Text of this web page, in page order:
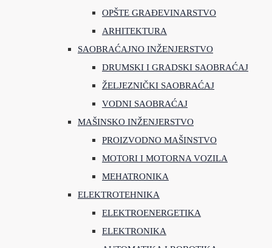
OPŠTE GRAĐEVINARSTVO
ARHITEKTURA
SAOBRAĆAJNO INŽENJERSTVO
DRUMSKI I GRADSKI SAOBRAĆAJ
ŽELJEZNIČKI SAOBRAĆAJ
VODNI SAOBRAĆAJ
MAŠINSKO INŽENJERSTVO
PROIZVODNO MAŠINSTVO
MOTORI I MOTORNA VOZILA
MEHATRONIKA
ELEKTROTEHNIKA
ELEKTROENERGETIKA
ELEKTRONIKA